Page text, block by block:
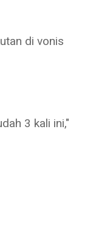
di vonis
3 kali ini,"